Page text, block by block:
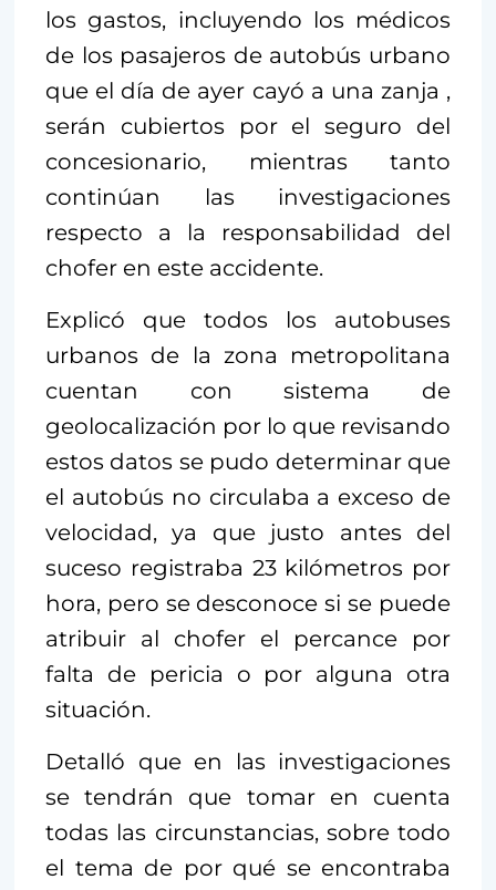
los gastos, incluyendo los médicos
de los pasajeros de autobús urbano
que el día de ayer cayó a una zanja ,
serán cubiertos por el seguro del
concesionario, mientras tanto
continúan las investigaciones
respecto a la responsabilidad del
chofer en este accidente.
Explicó que todos los autobuses
urbanos de la zona metropolitana
cuentan con sistema de
geolocalización por lo que revisando
estos datos se pudo determinar que
el autobús no circulaba a exceso de
velocidad, ya que justo antes del
suceso registraba 23 kilómetros por
hora, pero se desconoce si se puede
atribuir al chofer el percance por
falta de pericia o por alguna otra
situación.
Detalló que en las investigaciones
se tendrán que tomar en cuenta
todas las circunstancias, sobre todo
el tema de por qué se encontraba